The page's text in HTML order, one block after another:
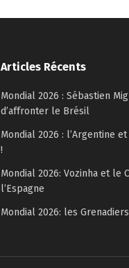
Articles Récents
Mondial 2026 : Sébastien
d’affronter le Brésil
Mondial 2026 : l’Argentine
!
Mondial 2026: Vozinha et le
l’Espagne
Mondial 2026: les